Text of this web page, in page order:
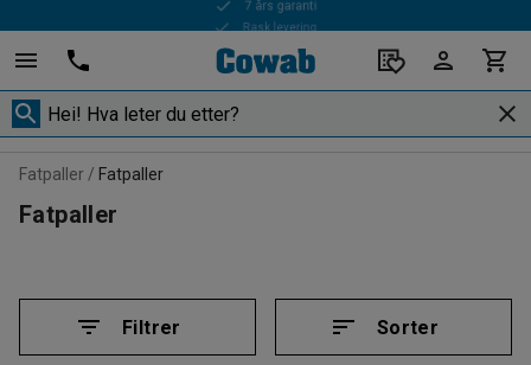
Rask levering
Fatpaller Fatpaller
Fatpaller
Filtrer Sorter